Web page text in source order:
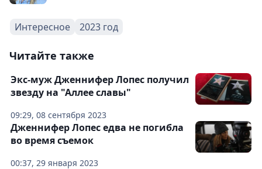
Интересное 2023 год
Читайте также
09:29, 08 сентября 2023
Экс-муж Дженнифер Лопес получил
звезду на "Аллее славы"
00:37, 29 января 2023
Дженнифер Лопес едва не погибла
во время съемок